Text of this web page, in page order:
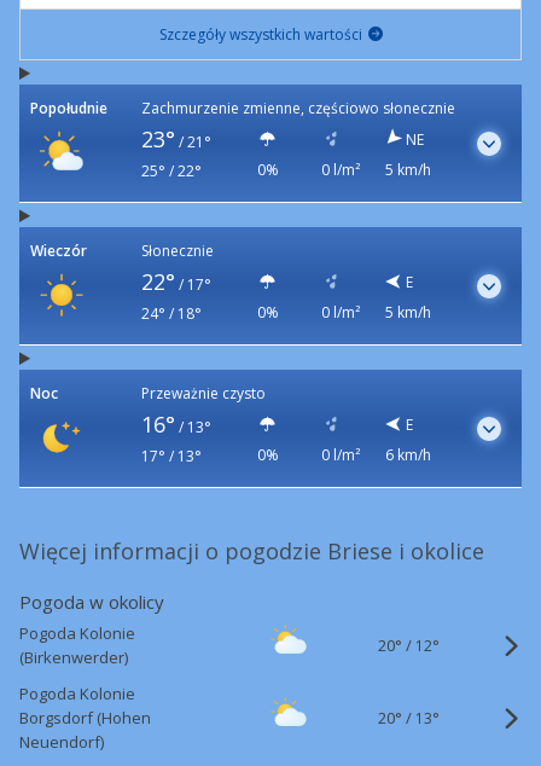
Szczegóły wszystkich wartości
Popołudnie Zachmurzenie zmienne, częściowo słonecznie
23° / 21°
25° / 22°
0% 0 l/m²
NE
5 km/h
Wieczór Słonecznie
22° / 17°
24° / 18°
0% 0 l/m²
E
5 km/h
Noc Przeważnie czysto
16° / 13°
17° / 13°
0% 0 l/m²
E
6 km/h
Więcej informacji o pogodzie Briese i okolice
Pogoda w okolicy
Pogoda Kolonie
(Birkenwerder)
20° / 12°
Pogoda Kolonie
Borgsdorf (Hohen
Neuendorf)
20° / 13°